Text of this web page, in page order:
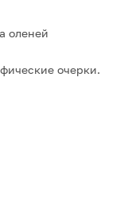
оленей
очерки.